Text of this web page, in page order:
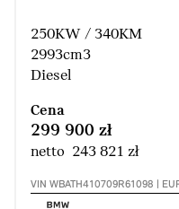
250KW / 340KM
2993cm3
Diesel
Cena
299 900 zł
netto 243 821 zł
VIN WBATH410709R61098 |